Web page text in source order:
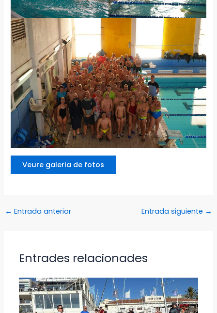
Veure galeria de fotos
← Entrada anterior Entrada siguiente →
Entrades relacionades